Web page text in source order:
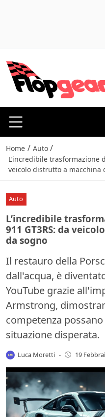
Home / Auto /
L’incredibile trasformazione
veicolo distrutto a macchina
Auto
L’incredibile
911 GT3RS: da
da sogno
Il restauro della
dall'acqua, è
YouTube grazie
Armstrong,
competenza
situazione disperata.
Luca Moretti - 19